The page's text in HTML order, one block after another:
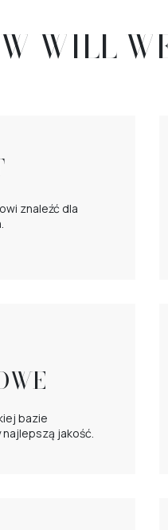
WILL
znaleźć dla
bazie
jakość.